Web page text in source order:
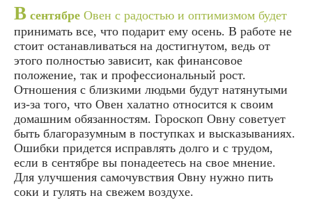
В сентябре Овен с радостью и оптимизмом будет
принимать все, что подарит ему осень. В работе не
стоит останавливаться на достигнутом, ведь от
этого полностью зависит, как финансовое
положение, так и профессиональный рост.
Отношения с близкими людьми будут натянутыми
из-за того, что Овен халатно относится к своим
домашним обязанностям. Гороскоп Овну советует
быть благоразумным в поступках и высказываниях.
Ошибки придется исправлять долго и с трудом,
если в сентябре вы понадеетесь на свое мнение.
Для улучшения самочувствия Овну нужно пить
соки и гулять на свежем воздухе.